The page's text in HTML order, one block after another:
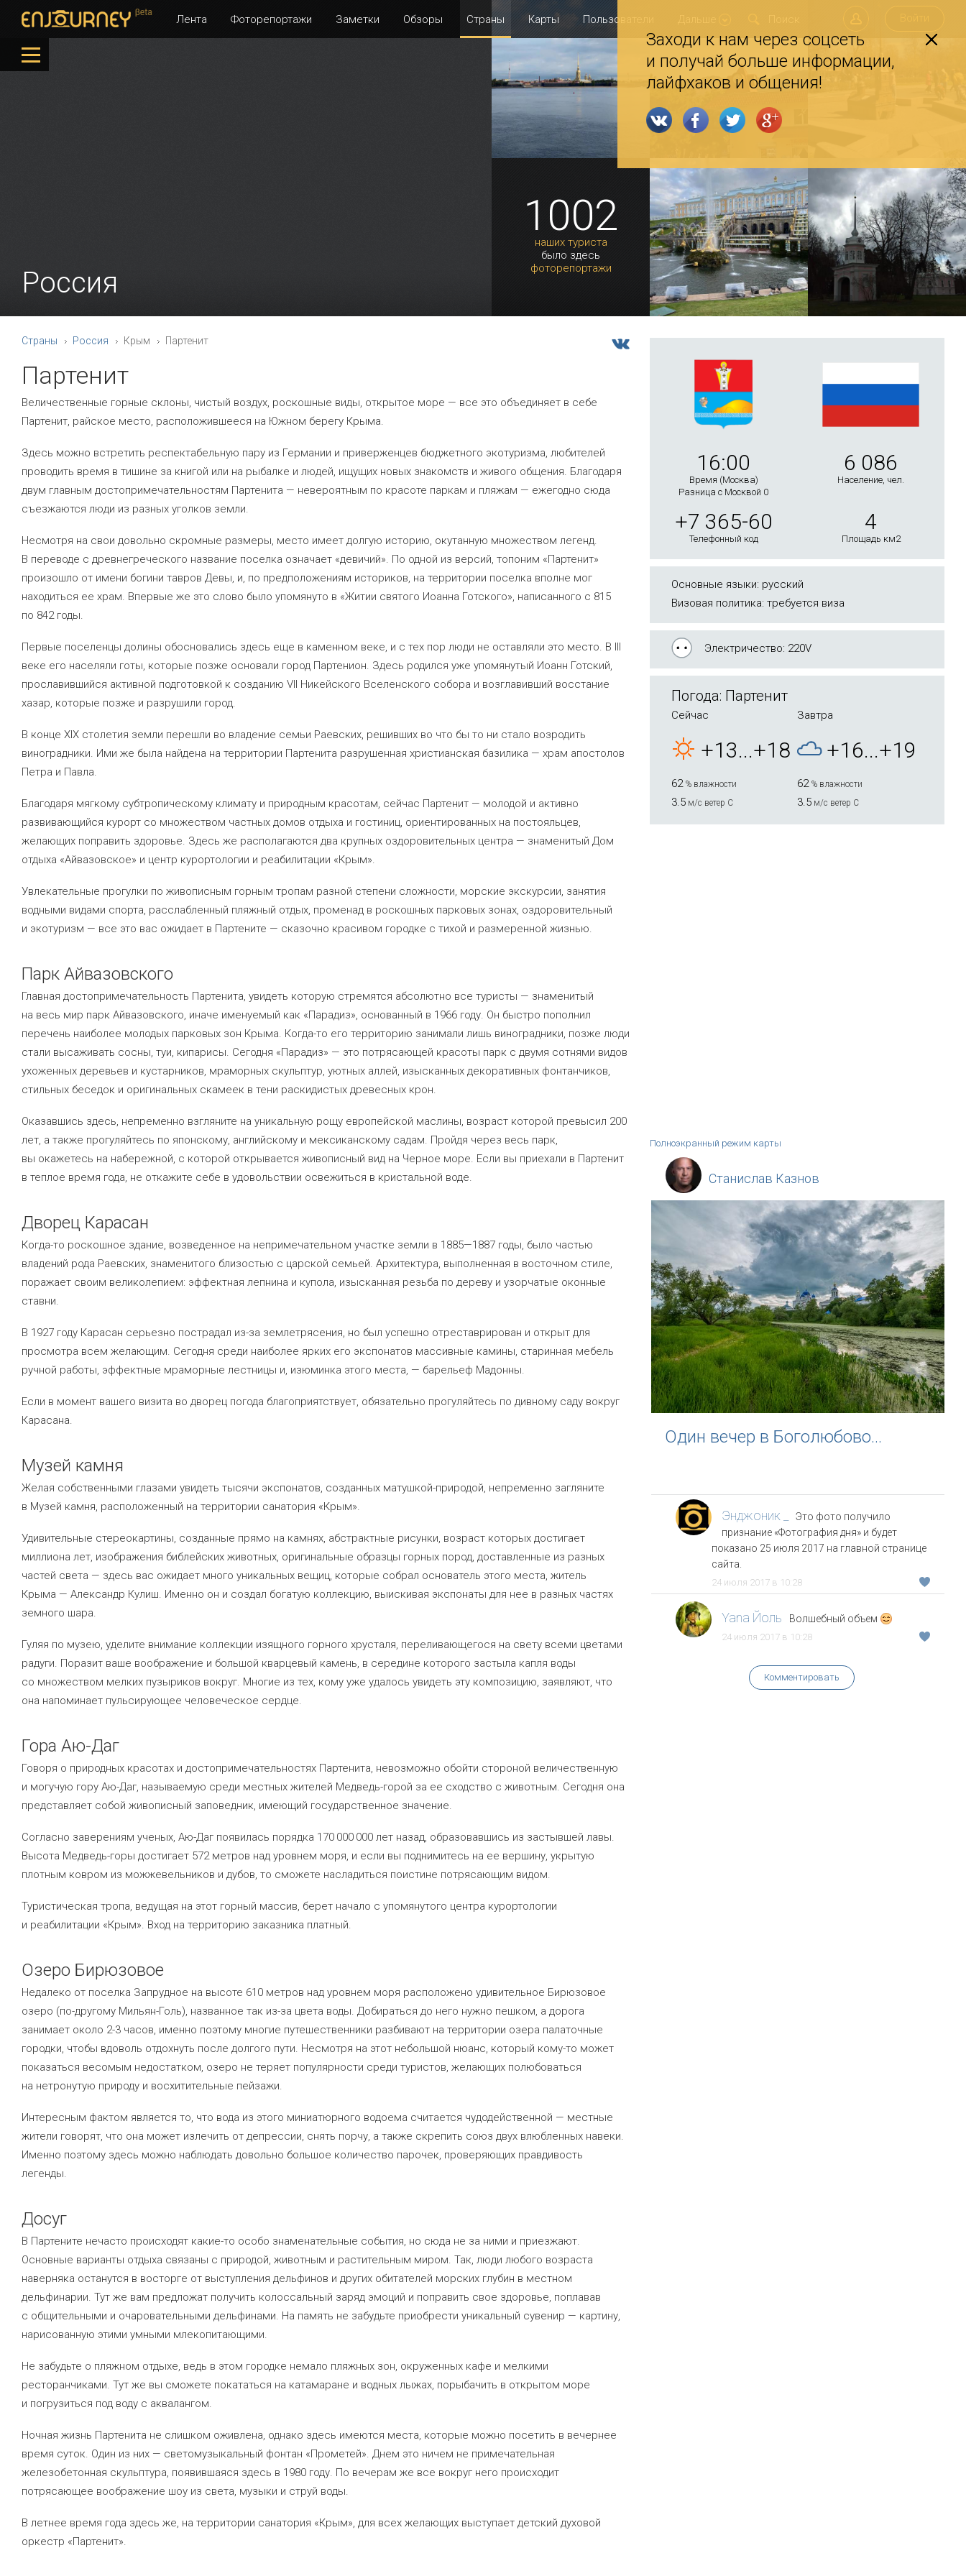
Лента Фоторепортажи Заметки Обзоры Страны Карты Пользователи
1002
наших туриста
было здесь
фоторепортажи
Россия
16:00
Время (Москва)
Разница с Москвой 0
6 086
Население, чел.
+7 365-60
Телефонный код
4
Площадь км2
Основные языки: русский
Визовая политика: требуется виза
Электричество: 220V
Погода: Партенит
Сейчас Завтра
+13...+18 +16...+19
62% влажности 62% влажности
3.5 м/с ветер С 3.5 м/с ветер С
Полноэкранный режим карты
Станислав Казнов
Один вечер в Боголюбово…
Энджоник _
Это фото получило
признание «Фотография дня» и будет
показано 25 июля 2017 на главной странице
сайта.
24 июля 2017 в 10:28
Yana Йоль Волшебный объем
24 июля 2017 в 10:28
Комментировать
Страны Россия Крым Партенит
Партенит
Величественные горные склоны, чистый воздух, роскошные виды, открытое море — все это объединяет в себе
Партенит, райское место, расположившееся на Южном берегу Крыма.
Здесь можно встретить респектабельную пару из Германии и приверженцев бюджетного экотуризма, любителей
проводить время в тишине за книгой или на рыбалке и людей, ищущих новых знакомств и живого общения. Благодаря
двум главным достопримечательностям Партенита — невероятным по красоте паркам и пляжам — ежегодно сюда
съезжаются люди из разных уголков земли.
Несмотря на свои довольно скромные размеры, место имеет долгую историю, окутанную множеством легенд.
В переводе с древнегреческого название поселка означает «девичий». По одной из версий, топоним «Партенит»
произошло от имени богини тавров Девы, и, по предположениям историков, на территории поселка вполне мог
находиться ее храм. Впервые же это слово было упомянуто в «Житии святого Иоанна Готского», написанного с 815
по 842 годы.
Первые поселенцы долины обосновались здесь еще в каменном веке, и с тех пор люди не оставляли это место. В III
веке его населяли готы, которые позже основали город Партенион. Здесь родился уже упомянутый Иоанн Готский,
прославившийся активной подготовкой к созданию VII Никейского Вселенского собора и возглавивший восстание
хазар, которые позже и разрушили город.
В конце XIX столетия земли перешли во владение семьи Раевских, решивших во что бы то ни стало возродить
виноградники. Ими же была найдена на территории Партенита разрушенная христианская базилика — храм апостолов
Петра и Павла.
Благодаря мягкому субтропическому климату и природным красотам, сейчас Партенит — молодой и активно
развивающийся курорт со множеством частных домов отдыха и гостиниц, ориентированных на постояльцев,
желающих поправить здоровье. Здесь же располагаются два крупных оздоровительных центра — знаменитый Дом
отдыха «Айвазовское» и центр курортологии и реабилитации «Крым».
Увлекательные прогулки по живописным горным тропам разной степени сложности, морские экскурсии, занятия
водными видами спорта, расслабленный пляжный отдых, променад в роскошных парковых зонах, оздоровительный
и экотуризм — все это вас ожидает в Партените — сказочно красивом городке с тихой и размеренной жизнью.
Парк Айвазовского
Главная достопримечательность Партенита, увидеть которую стремятся абсолютно все туристы — знаменитый
на весь мир парк Айвазовского, иначе именуемый как «Парадиз», основанный в 1966 году. Он быстро пополнил
перечень наиболее молодых парковых зон Крыма. Когда-то его территорию занимали лишь виноградники, позже люди
стали высаживать сосны, туи, кипарисы. Сегодня «Парадиз» — это потрясающей красоты парк с двумя сотнями видов
ухоженных деревьев и кустарников, мраморных скульптур, уютных аллей, изысканных декоративных фонтанчиков,
стильных беседок и оригинальных скамеек в тени раскидистых древесных крон.
Оказавшись здесь, непременно взгляните на уникальную рощу европейской маслины, возраст которой превысил 200
лет, а также прогуляйтесь по японскому, английскому и мексиканскому садам. Пройдя через весь парк,
вы окажетесь на набережной, с которой открывается живописный вид на Черное море. Если вы приехали в Партенит
в теплое время года, не откажите себе в удовольствии освежиться в кристальной воде.
Дворец Карасан
Когда-то роскошное здание, возведенное на непримечательном участке земли в 1885—1887 годы, было частью
владений рода Раевских, знаменитого близостью с царской семьей. Архитектура, выполненная в восточном стиле,
поражает своим великолепием: эффектная лепнина и купола, изысканная резьба по дереву и узорчатые оконные
ставни.
В 1927 году Карасан серьезно пострадал из-за землетрясения, но был успешно отреставрирован и открыт для
просмотра всем желающим. Сегодня среди наиболее ярких его экспонатов массивные камины, старинная мебель
ручной работы, эффектные мраморные лестницы и, изюминка этого места, — барельеф Мадонны.
Если в момент вашего визита во дворец погода благоприятствует, обязательно прогуляйтесь по дивному саду вокруг
Карасана.
Музей камня
Желая собственными глазами увидеть тысячи экспонатов, созданных матушкой-природой, непременно загляните
в Музей камня, расположенный на территории санатория «Крым».
Удивительные стереокартины, созданные прямо на камнях, абстрактные рисунки, возраст которых достигает
миллиона лет, изображения библейских животных, оригинальные образцы горных пород, доставленные из разных
частей света — здесь вас ожидает много уникальных вещиц, которые собрал основатель этого места, житель
Крыма — Александр Кулиш. Именно он и создал богатую коллекцию, выискивая экспонаты для нее в разных частях
земного шара.
Гуляя по музею, уделите внимание коллекции изящного горного хрусталя, переливающегося на свету всеми цветами
радуги. Поразит ваше воображение и большой кварцевый камень, в середине которого застыла капля воды
со множеством мелких пузыриков вокруг. Многие из тех, кому уже удалось увидеть эту композицию, заявляют, что
она напоминает пульсирующее человеческое сердце.
Гора Аю-Даг
Говоря о природных красотах и достопримечательностях Партенита, невозможно обойти стороной величественную
и могучую гору Аю-Даг, называемую среди местных жителей Медведь-горой за ее сходство с животным. Сегодня она
представляет собой живописный заповедник, имеющий государственное значение.
Согласно заверениям ученых, Аю-Даг появилась порядка 170 000 000 лет назад, образовавшись из застывшей лавы.
Высота Медведь-горы достигает 572 метров над уровнем моря, и если вы поднимитесь на ее вершину, укрытую
плотным ковром из можжевельников и дубов, то сможете насладиться поистине потрясающим видом.
Туристическая тропа, ведущая на этот горный массив, берет начало с упомянутого центра курортологии
и реабилитации «Крым». Вход на территорию заказника платный.
Озеро Бирюзовое
Недалеко от поселка Запрудное на высоте 610 метров над уровнем моря расположено удивительное Бирюзовое
озеро (по-другому Мильян-Голь), названное так из-за цвета воды. Добираться до него нужно пешком, а дорога
занимает около 2-3 часов, именно поэтому многие путешественники разбивают на территории озера палаточные
городки, чтобы вдоволь отдохнуть после долгого пути. Несмотря на этот небольшой нюанс, который кому-то может
показаться весомым недостатком, озеро не теряет популярности среди туристов, желающих полюбоваться
на нетронутую природу и восхитительные пейзажи.
Интересным фактом является то, что вода из этого миниатюрного водоема считается чудодейственной — местные
жители говорят, что она может излечить от депрессии, снять порчу, а также скрепить союз двух влюбленных навеки.
Именно поэтому здесь можно наблюдать довольно большое количество парочек, проверяющих правдивость
легенды.
Досуг
В Партените нечасто происходят какие-то особо знаменательные события, но сюда не за ними и приезжают.
Основные варианты отдыха связаны с природой, животным и растительным миром. Так, люди любого возраста
наверняка останутся в восторге от выступления дельфинов и других обитателей морских глубин в местном
дельфинарии. Тут же вам предложат получить колоссальный заряд эмоций и поправить свое здоровье, поплавав
с общительными и очаровательными дельфинами. На память не забудьте приобрести уникальный сувенир — картину,
нарисованную этими умными млекопитающими.
Не забудьте о пляжном отдыхе, ведь в этом городке немало пляжных зон, окруженных кафе и мелкими
ресторанчиками. Тут же вы сможете покататься на катамаране и водных лыжах, порыбачить в открытом море
и погрузиться под воду с аквалангом.
Ночная жизнь Партенита не слишком оживлена, однако здесь имеются места, которые можно посетить в вечернее
время суток. Один из них — светомузыкальный фонтан «Прометей». Днем это ничем не примечательная
железобетонная скульптура, появившаяся здесь в 1980 году. По вечерам же все вокруг него происходит
потрясающее воображение шоу из света, музыки и струй воды.
В летнее время года здесь же, на территории санатория «Крым», для всех желающих выступает детский духовой
оркестр «Партенит».
Заходи к нам через соцсеть
и получай больше информации,
лайфхаков и общения!